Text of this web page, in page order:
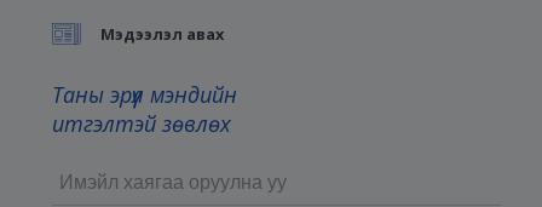
Мэдээлэл авах
Таны эрүүл мэндийн
итгэлтэй зөвлөх